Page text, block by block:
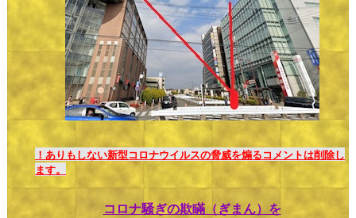
！ありもしない新型コロナウイルスの脅威を煽るコメントは削除し
ます。
コロナ騒ぎの欺瞞（ぎまん）を